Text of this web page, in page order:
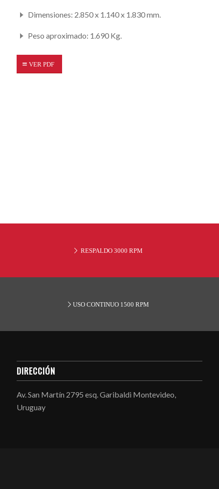
Dimensiones: 2.850 x 1.140 x 1.830 mm.
Peso aproximado: 1.690 Kg.
VER PDF
RESPALDO 3000 RPM
USO CONTINUO 1500 RPM
DIRECCIÓN
Av. San Martín 2795 esq. Garibaldi Montevideo,
Uruguay